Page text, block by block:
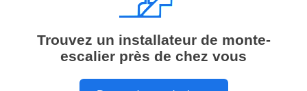
Trouvez un installateur de monte-
escalier près de chez vous